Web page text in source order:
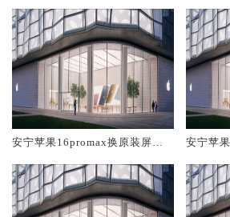
安宁苹果16promax换原装屏幕
安宁苹